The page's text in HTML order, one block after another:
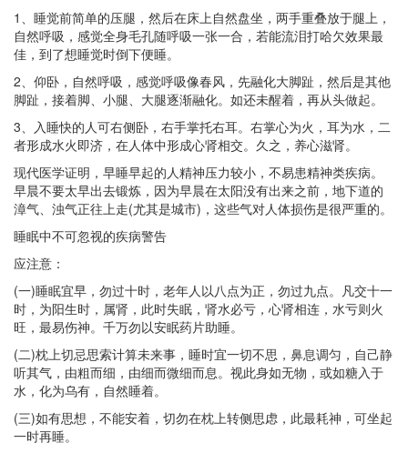
1、睡觉前简单的压腿，然后在床上自然盘坐，两手重叠放于腿上，
自然呼吸，感觉全身毛孔随呼吸一张一合，若能流泪打哈欠效果最
佳，到了想睡觉时倒下便睡。
2、仰卧，自然呼吸，感觉呼吸像春风，先融化大脚趾，然后是其他
脚趾，接着脚、小腿、大腿逐渐融化。如还未醒着，再从头做起。
3、入睡快的人可右侧卧，右手掌托右耳。右掌心为火，耳为水，二
者形成水火即济，在人体中形成心肾相交。久之，养心滋肾。
现代医学证明，早睡早起的人精神压力较小，不易患精神类疾病。
早晨不要太早出去锻炼，因为早晨在太阳没有出来之前，地下道的
漳气、浊气正往上走(尤其是城市)，这些气对人体损伤是很严重的。
睡眠中不可忽视的疾病警告
应注意：
(一)睡眠宜早，勿过十时，老年人以八点为正，勿过九点。凡交十一
时，为阳生时，属肾，此时失眠，肾水必亏，心肾相连，水亏则火
旺，最易伤神。千万勿以安眠药片助睡。
(二)枕上切忌思索计算未来事，睡时宜一切不思，鼻息调匀，自己静
听其气，由粗而细，由细而微细而息。视此身如无物，或如糖入于
水，化为乌有，自然睡着。
(三)如有思想，不能安着，切勿在枕上转侧思虑，此最耗神，可坐起
一时再睡。